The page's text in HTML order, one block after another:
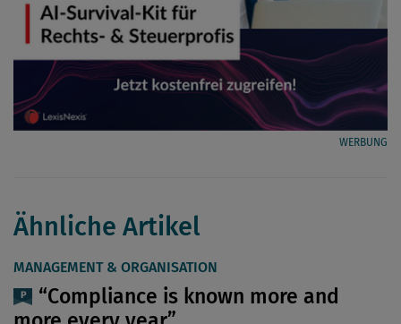
WERBUNG
Ähnliche Artikel
MANAGEMENT & ORGANISATION
“Compliance is known more and